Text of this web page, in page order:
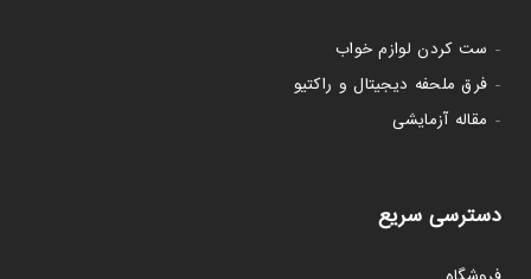
- ست کردن لوازم خواب
- فرق ملحفه دیجیتال و راکتیو
- مقاله آزمایشی
دسترسی سریع